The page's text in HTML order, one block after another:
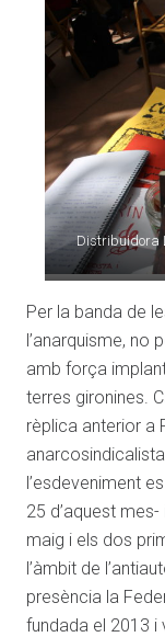
Distribuidora
Per la banda de
l’anarquisme, no
amb força
terres gironines.
rèplica anterior a
l’esdeveniment
25 d’aquest
maig i els dos
l’àmbit de
presència la
fundada el 2013 i